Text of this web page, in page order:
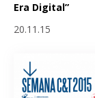
Era Digital”
20.11.15